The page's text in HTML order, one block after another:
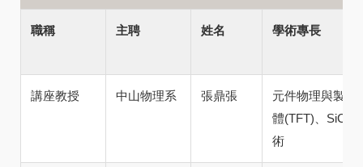
職稱 主聘 姓名 學術專長
講座教授 中山物理系 張鼎張
元件物理與製程
體(TFT)、SiC與
術